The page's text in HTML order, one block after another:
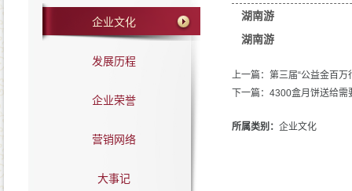
企业文化
发展历程
企业荣誉
营销网络
大事记
湖南游
湖南游
上一篇：第三届“公益金百万
下一篇：4300盒月饼送给需
所属类别：企业文化